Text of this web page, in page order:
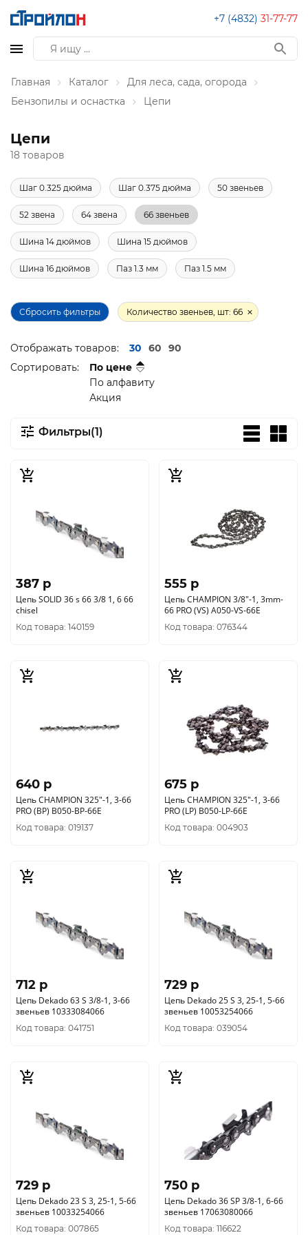
+7 (4832) 31-77-77
Главная Каталог
Для леса, сада, огорода
Бензопилы и оснастка
Цепи
Цепи
18 товаров
Шаг 0.325 дюйма Шаг 0.375 дюйма 50 звеньев
52 звена 64 звена 66 звеньев
Шина 14 дюймов Шина 15 дюймов
Шина 16 дюймов Паз 1.3 мм Паз 1.5 мм
Сбросить фильтры Количество звеньев, шт: 66
Отображать товаров: 30 60
90
Сортировать:
По цене
По алфавиту
Акция
Фильтры(1)
387 p
Цепь SOLID 36 s 66 3/8 1, 6 66
chisel
Код товара: 140159
555 p
Цепь CHAMPION 3/8"-1, 3mm-
66 PRO (VS) A050-VS-66E
Код товара: 076344
640 p
Цепь CHAMPION 325"-1, 3-66
PRO (BP) В050-BP-66E
Код товара: 019137
675 p
Цепь CHAMPION 325"-1, 3-66
PRO (LP) В050-LP-66E
Код товара: 004903
712 p
Цепь Dekado 63 S 3/8-1, 3-66
звеньев 10333084066
Код товара: 041751
729 p
Цепь Dekado 25 S 3, 25-1, 5-66
звеньев 10053254066
Код товара: 039054
729 p
Цепь Dekado 23 S 3, 25-1, 5-66
звеньев 10033254066
Код товара: 007865
750 p
Цепь Dekado 36 SP 3/8-1, 6-66
звеньев 17063080066
Код товара: 116622